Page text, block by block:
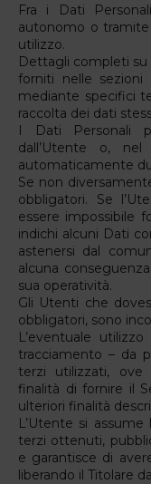
Fra i Dati
autonomo o
utilizzo.
Dettagli completi su
forniti nelle
mediante specifici
raccolta dei dati
I Dati Personali
dall’Utente o,
automaticamente
Se non
obbligatori. Se
essere impossibile
indichi alcuni Dati
astenersi dal
alcuna
sua operatività.
Gli Utenti che
obbligatori, sono
L’eventuale
tracciamento – da
terzi utilizzati, ove
finalità di fornire il
ulteriori finalità
L’Utente si
terzi ottenuti,
e garantisce di
liberando il Titolare